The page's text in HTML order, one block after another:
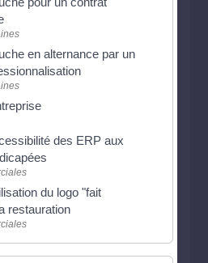
en alternance par un
des ERP aux
du logo "fait
restauration